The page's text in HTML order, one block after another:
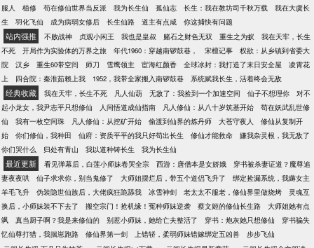
服人
植修 苟在修仙世界当反派 我为长生仙 孤仙志 长生：我在教坊司千秋万载
我在大虞长
生
羽化飞仙 成为病弱女修后 长生仙路 道主有点咸 你这捕快有问题
站内强推 不败战神 贞观小闲王 我也是皇叔 赌石之财色无双 重生之为蚁
我在天牢，长生
不死
开局作为实验体的万界之旅 年代1960：穿越南锣鼓巷， 宋檀记事
权欲：从乡镇到省委大
院
汉乡 重生60带空间 师刀 雪鹰领主 宦海红颜香 全球冰封：我打造了末日安全屋
凌霄花
上
四合院：秦淮茹赖上我 1952，我带全家搬入南锣鼓巷 系统赋我长生，活着终会无敌
经典收藏 我在天牢，长生不死 凡人仙葫 无敌了：我捡到一个加速空间 仙子不想理你
对不
起小龙女，我尹志平只想修仙
人间悟道成仙指南 凡人修仙：从八十岁筑基开始
苟在妖武乱世修
仙
我有一枚空间珠 凡人修仙：从挖矿开始 偷渡到仙界的炼丹师 大苍守夜人
修仙从复制开
始
你们修仙，我种田 仙府：资质平平的我只好苟出长生 修仙才能救命
嫌我杂灵根，我无敌了
你们哭什么
归处有青山 我以道种铸长生 我为长生仙
最近更新 看见弹幕后，白莲小师妹卷哭全宗 西游：唐僧本是女娇娥
穿书被杀妻证道？魔尊追
妻夜夜哄
仙子求求你，别当鬼修了 大师姐摆烂后，带五个道侣飞升了
绑定捡漏系统，我薅女主
羊毛飞升
伪装隐世仙族后，大佬疯狂跪舔我 冰雪神剑 老太太不服老，修仙界里做烧烤
灵魂互
换后，小师妹装不下去了
搬空宗门！抢机缘！冤种师妹逆袭 蔡文姬的修仙长生路
大师姐她有点
飒
真当厨子啊？我是来修仙的 别惹小师妹，她给亡夫整活了 穿书：炮灰她只想修仙
穿书骗失
忆仙尊打猎，我揣崽跑路
修仙界第一剑 上错轿，柔弱师妹错嫁绑定五凶兽
步步飞仙